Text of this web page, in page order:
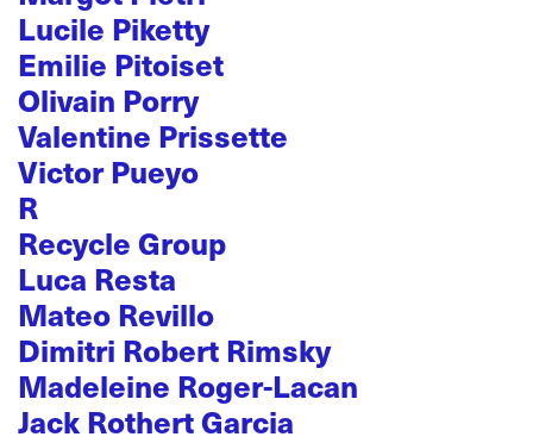
Lucile Piketty
Emilie Pitoiset
Olivain Porry
Valentine Prissette
Victor Pueyo
R
Recycle Group
Luca Resta
Mateo Revillo
Dimitri Robert Rimsky
Madeleine Roger-Lacan
Jack Rothert Garcia